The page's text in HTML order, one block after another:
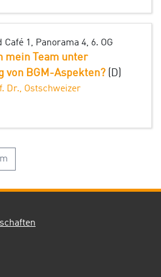
Café 1, Panorama 4, 6. OG
mein Team unter
von BGM-Aspekten? (D)
Dr., Ostschweizer